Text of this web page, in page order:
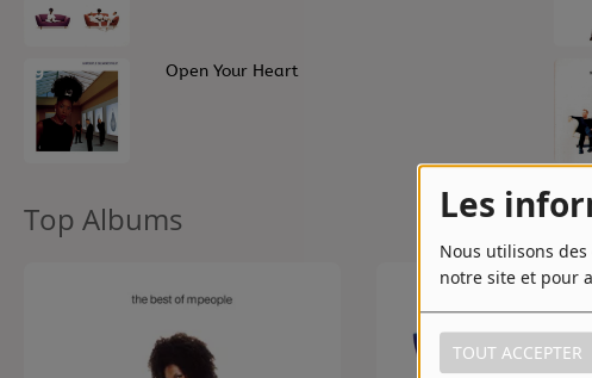
Les
Nous utilisons
notre site et pour
TOUT ACCEPTER
Fréquences
9 Open Your Heart
Top Albums